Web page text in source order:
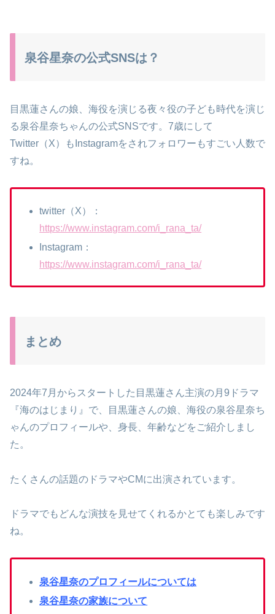
泉谷星奈の公式SNSは？
目黒蓮さんの娘、海役を演じる夜々役の子ども時代を演じ
る泉谷星奈ちゃんの公式SNSです。7歳にして
Twitter（X）もInstagramをされフォロワーもすごい人数で
すね。
twitter（X）：
https://www.instagram.com/i_rana_ta/
Instagram：
https://www.instagram.com/i_rana_ta/
まとめ
2024年7月からスタートした目黒蓮さん主演の月9ドラマ
『海のはじまり』で、目黒蓮さんの娘、海役の泉谷星奈ち
ゃんのプロフィールや、身長、年齢などをご紹介しまし
た。
たくさんの話題のドラマやCMに出演されています。
ドラマでもどんな演技を見せてくれるかとても楽しみです
ね。
泉谷星奈のプロフィールについては
泉谷星奈の家族について